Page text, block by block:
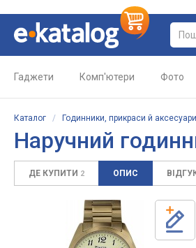
Гаджети Комп'ютери Фото
Каталог / Годинники, прикраси й аксесуари
Наручний
ДЕ КУПИТИ 2 ОПИС